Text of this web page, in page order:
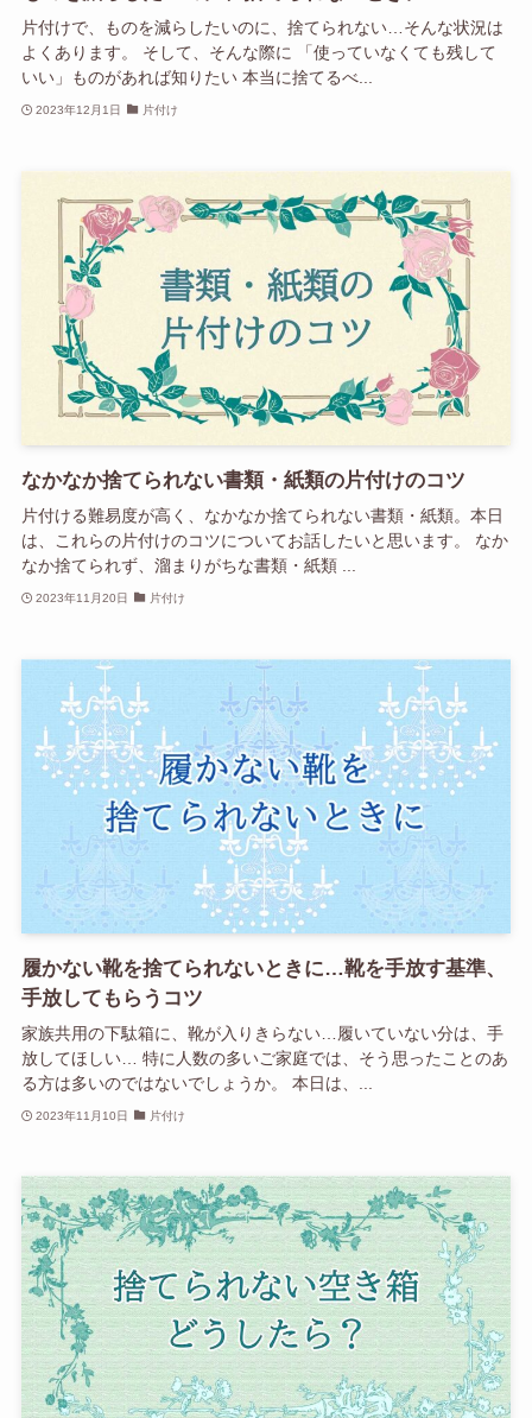
片付けで、ものを減らしたいのに、捨てられない…そんな状況は
よくあります。 そして、そんな際に 「使っていなくても残して
いい」ものがあれば知りたい 本当に捨てるべ...
2023年12月1日 片付け
なかなか捨てられない書類・紙類の片付けのコツ
片付ける難易度が高く、なかなか捨てられない書類・紙類。本日
は、これらの片付けのコツについてお話したいと思います。 なか
なか捨てられず、溜まりがちな書類・紙類 ...
2023年11月20日 片付け
履かない靴を捨てられないときに…靴を手放す基準、
手放してもらうコツ
家族共用の下駄箱に、靴が入りきらない…履いていない分は、手
放してほしい… 特に人数の多いご家庭では、そう思ったことのあ
る方は多いのではないでしょうか。 本日は、...
2023年11月10日 片付け